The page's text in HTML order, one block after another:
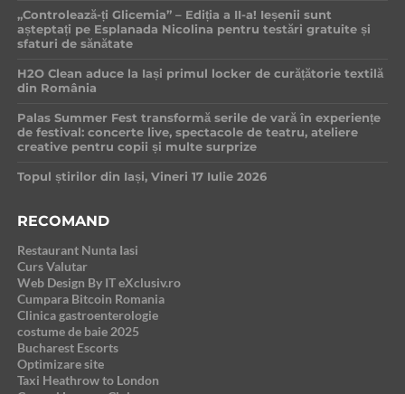
„Controlează-ți Glicemia” – Ediția a II-a! Ieșenii sunt
așteptați pe Esplanada Nicolina pentru testări gratuite și
sfaturi de sănătate
H2O Clean aduce la Iași primul locker de curățătorie textilă
din România
Palas Summer Fest transformă serile de vară în experiențe
de festival: concerte live, spectacole de teatru, ateliere
creative pentru copii și multe surprize
Topul știrilor din Iași, Vineri 17 Iulie 2026
RECOMAND
Restaurant Nunta Iasi
Curs Valutar
Web Design By IT eXclusiv.ro
Cumpara Bitcoin Romania
Clinica gastroenterologie
costume de baie 2025
Bucharest Escorts
Optimizare site
Taxi Heathrow to London